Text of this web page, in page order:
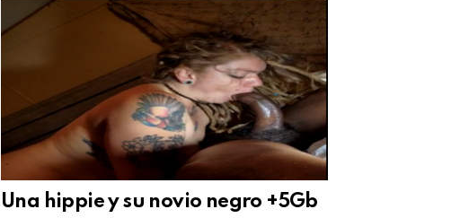
Una hippie y su novio negro +5Gb